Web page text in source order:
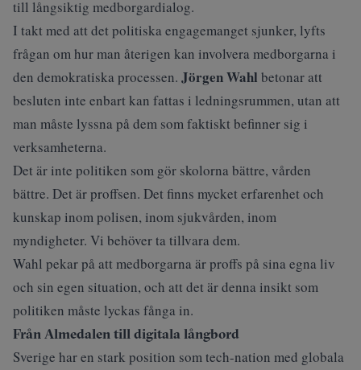
till långsiktig medborgardialog.
I takt med att det politiska engagemanget sjunker, lyfts
frågan om hur man återigen kan involvera medborgarna i
den demokratiska processen. Jörgen Wahl betonar att
besluten inte enbart kan fattas i ledningsrummen, utan att
man måste lyssna på dem som faktiskt befinner sig i
verksamheterna.
Det är inte politiken som gör skolorna bättre, vården
bättre. Det är proffsen. Det finns mycket erfarenhet och
kunskap inom polisen, inom sjukvården, inom
myndigheter. Vi behöver ta tillvara dem.
Wahl pekar på att medborgarna är proffs på sina egna liv
och sin egen situation, och att det är denna insikt som
politiken måste lyckas fånga in.
Från Almedalen till digitala långbord
Sverige har en stark position som tech-nation med globala